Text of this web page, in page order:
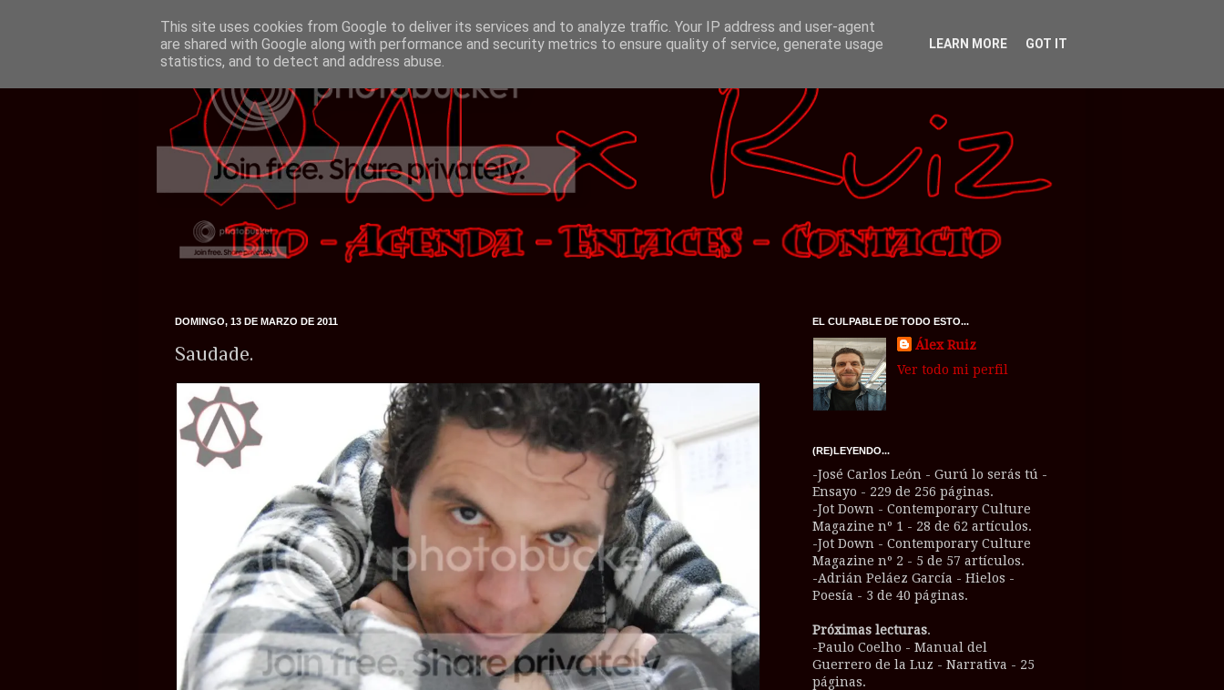
DOMINGO, 13 DE MARZO DE 2011
Saudade.
EL CULPABLE DE TODO ESTO...
Álex Ruiz
Ver todo mi perfil
(RE)LEYENDO...
-José Carlos León - Gurú lo serás tú -
Ensayo - 229 de 256 páginas.
-Jot Down - Contemporary Culture
Magazine nº 1 - 28 de 62 artículos.
-Jot Down - Contemporary Culture
Magazine nº 2 - 5 de 57 artículos.
-Adrián Peláez García - Hielos -
Poesía - 3 de 40 páginas.
Próximas lecturas.
-Paulo Coelho - Manual del
Guerrero de la Luz - Narrativa - 25
páginas.
This site uses cookies from Google to deliver its services and to analyze traffic. Your IP address and user-agent
are shared with Google along with performance and security metrics to ensure quality of service, generate usage
statistics, and to detect and address abuse.
LEARN MORE GOT IT